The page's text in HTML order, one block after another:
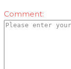
Comment: